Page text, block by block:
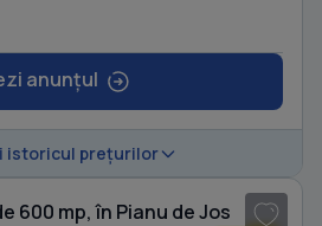
anunțul
istoricul prețurilor
600 mp, în Pianu de Jos